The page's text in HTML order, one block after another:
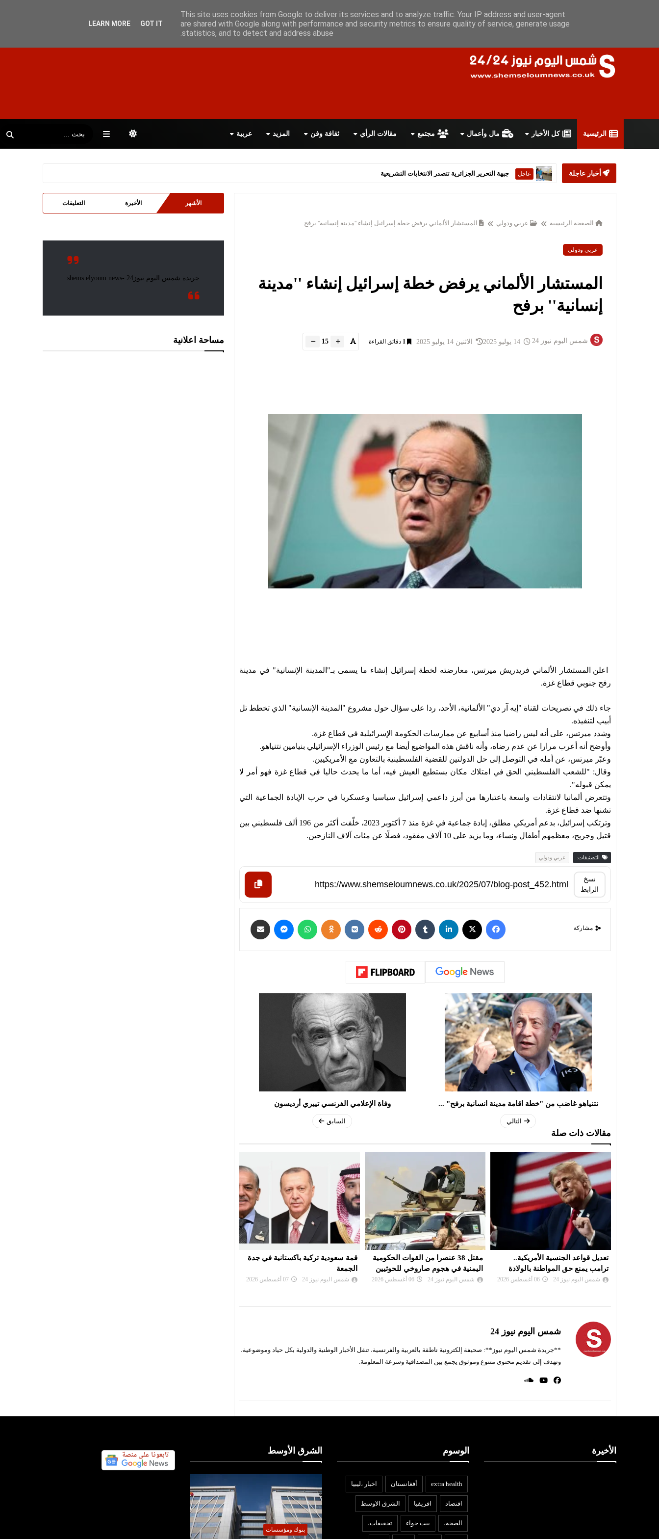
سياسة الخصوصية اتفاقية الاستخدام أعلن معانا اتصل بنا اقرأ الصحيفة PDF
الرئيسية كل الأخبار مال وأعمال مجتمع مقالات الرأي ثقافة وفن المزيد عربية
أخبار عاجلة عاجل ستارمر يعلن استقالته من رئاسة الحكومة البريطانية
الصفحة الرئيسية عربي ودولي المستشار الألماني يرفض خطة إسرائيل إنشاء ''مدينة إنسانية'' برفح
عربي ودولي
المستشار الألماني يرفض خطة إسرائيل إنشاء ''مدينة
إنسانية'' برفح
شمس اليوم نيوز 24 الاثنين 14 يوليو 2025 1 دقائق القراءة 15
علن المستشار الألماني فريدريش ميرتس، معارضته لخطة إسرائيل إنشاء ما يسمى بـ"المدينة الإنسانية" في مدينة
رفح جنوبي قطاع غزة.
جاء ذلك في تصريحات لقناة "إيه آر دي" الألمانية، الأحد، ردا على سؤال حول مشروع "المدينة الإنسانية" الذي تخطط تل
أبيب لتنفيذه.
وشدد ميرتس، على أنه ليس راضيا منذ أسابيع عن ممارسات الحكومة الإسرائيلية في قطاع غزة.
وأوضح أنه أعرب مرارا عن عدم رضاه، وأنه ناقش هذه المواضيع أيضا مع رئيس الوزراء الإسرائيلي بنيامين نتنياهو.
وعبّر ميرتس، عن أمله في التوصل إلى حل الدولتين للقضية الفلسطينية بالتعاون مع الأمريكيين.
وقال: "للشعب الفلسطيني الحق في امتلاك مكان يستطيع العيش فيه، أما ما يحدث حاليا في قطاع غزة فهو أمر لا
يمكن قبوله".
وتتعرض ألمانيا لانتقادات واسعة باعتبارها من أبرز داعمي إسرائيل سياسيا وعسكريا في حرب الإبادة الجماعية التي
تشنها ضد قطاع غزة.
وترتكب إسرائيل، بدعم أمريكي مطلق، إبادة جماعية في غزة منذ 7 أكتوبر 2023، خلّفت أكثر من 196 ألف فلسطيني بين
قتيل وجريح، معظمهم أطفال ونساء، وما يزيد على 10 آلاف مفقود، فضلًا عن مئات آلاف النازحين.
التصنيفات: عربي ودولي
نسخ
الرابط
مشاركة
نتنياهو غاضب من "خطة اقامة مدينة انسانية برفح" ...
التالي
وفاة الإعلامي الفرنسي تييري أرديسون
السابق
مقالات ذات صلة
مقتل 38 عنصرا من القوات الحكومية
اليمنية في هجوم صاروخي للحوثيين
شمس اليوم نيوز 24 06 أغسطس 2026
قمة سعودية تركية باكستانية في جدة
الجمعة
شمس اليوم نيوز 24 07 أغسطس 2026
تعديل قواعد الجنسية الأمريكية..
ترامب يمنع حق المواطنة بالولادة
شمس اليوم نيوز 24 06 أغسطس 2026
شمس اليوم نيوز 24
**جريدة شمس اليوم نيوز**: صحيفة إلكترونية ناطقة بالعربية والفرنسية، تنقل الأخبار الوطنية والدولية بكل حياد وموضوعية،
وتهدف إلى تقديم محتوى متنوع وموثوق يجمع بين المصداقية وسرعة المعلومة.
الأشهر الأخيرة التعليقات
مساحة اعلانية
الأخيرة الوسوم
extra health أفغانستان اخبار ،ليبيا
افتصاد افريقيا الشرق الاوسط
الصحة، بيت حواء تحقيقات،
الشرق الأوسط
بنوك ومؤسسات
أخبار ليبيا
This site uses cookies from Google to deliver its services and to analyze traffic. Your IP address and user-agent
are shared with Google along with performance and security metrics to ensure quality of service, generate usage
statistics, and to detect and address abuse.
LEARN MORE GOT IT